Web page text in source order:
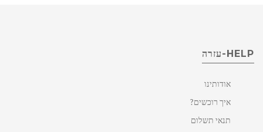
HELP-עזרה
אודותינו
איך רוכשים?
תנאי תשלום